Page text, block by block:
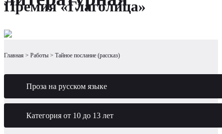
Премия «Глаголица»
Главная Работы Тайное послание (рассказ)
Проза на русском языке
Категория от 10 до 13 лет